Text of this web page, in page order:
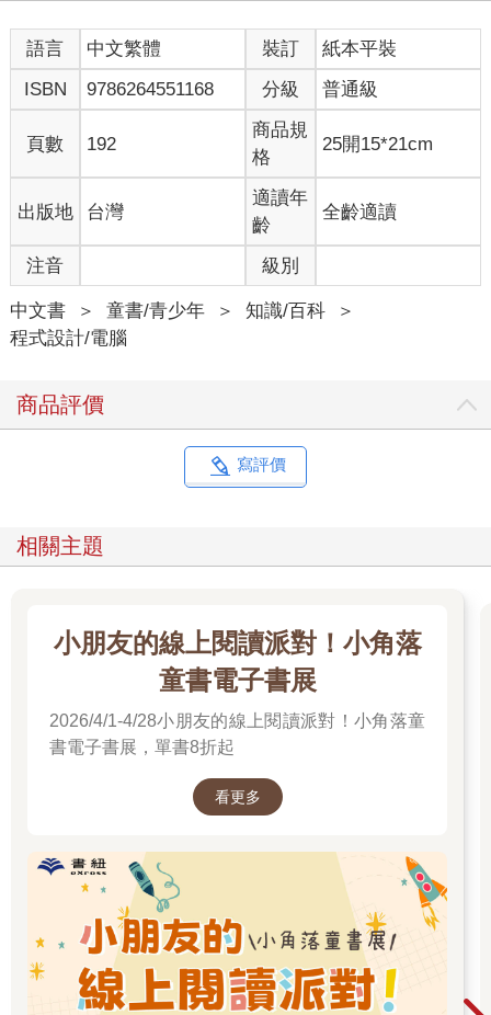
語言 中文繁體 裝訂
紙本平裝
ISBN
9786264551168 分級 普通級
頁數 192
商品規
格
25開15*21cm
出版地 台灣
適讀年
齡
全齡適讀
注音 級別
中文書 ＞ 童書/青少年 ＞ 知識/百科
＞
程式設計/電腦
商品評價
寫評價
相關主題
小朋友的線上閱讀派對！小角落
童書電子書展
2026/4/1-4/28小朋友的線上閱讀派對！小角落童
書電子書展，單書8折起
看更多